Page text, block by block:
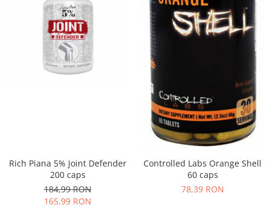
Vitamine bărbați / femei
Îngrijire personală
Insulated
JNX Sports
Kevin Levrone
Neocell
Nordic Naturals
NOW Foods
Rich Piana 5% Joint Defender
200 caps
184,99 RON
165,99 RON
Controlled Labs Orange Shell
60 caps
78,39 RON